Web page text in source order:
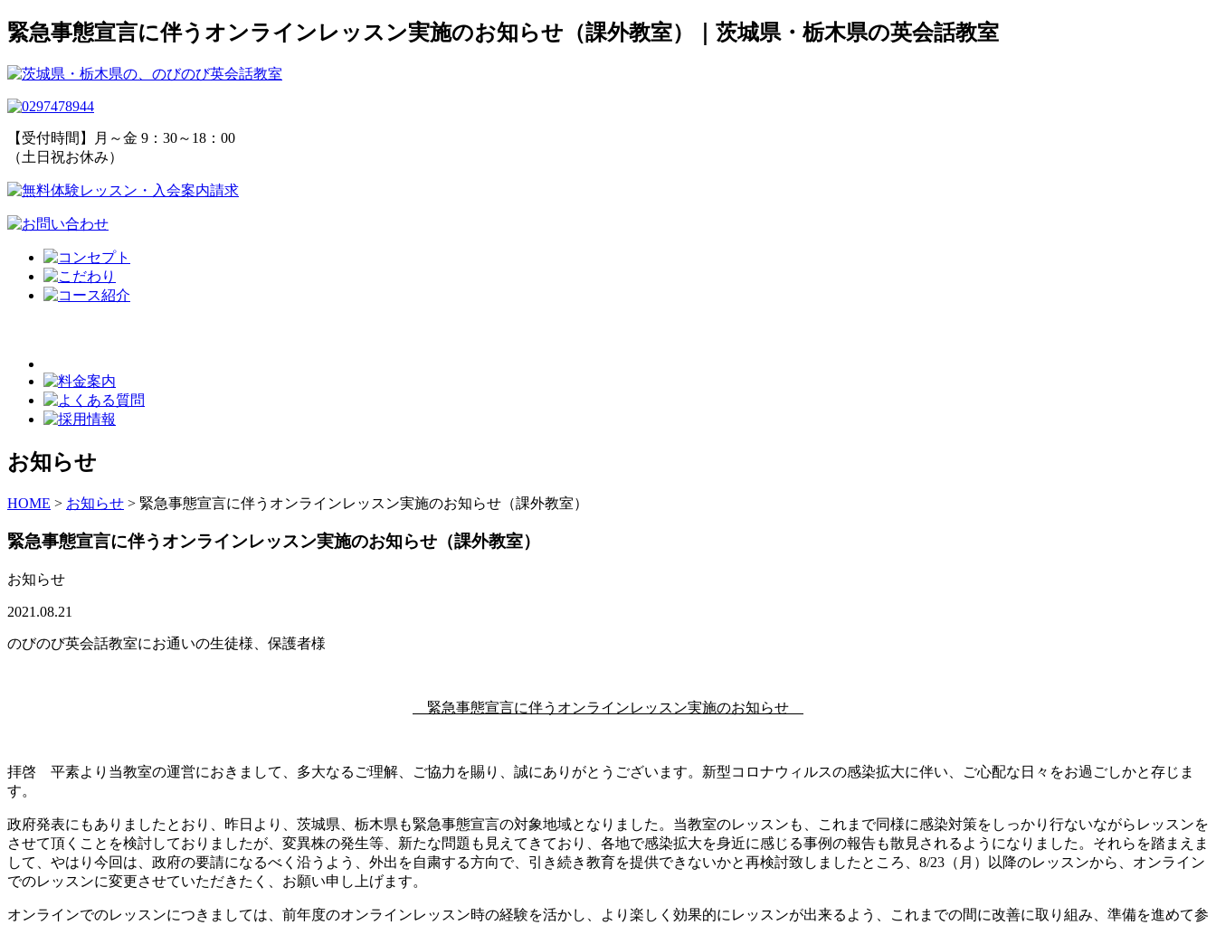
緊急事態宣言に伴うオンラインレッスン実施のお知らせ（課外教室）｜茨城県・栃木県の英会話教室
【受付時間】月～金 9：30～18：00
（土日祝お休み）
お知らせ
HOME > お知らせ > 緊急事態宣言に伴うオンラインレッスン実施のお知らせ（課外教室）
緊急事態宣言に伴うオンラインレッスン実施のお知らせ（課外教室）
お知らせ
2021.08.21
のびのび英会話教室にお通いの生徒様、保護者様
緊急事態宣言に伴うオンラインレッスン実施のお知らせ
拝啓 平素より当教室の運営におきまして、多大なるご理解、ご協力を賜り、誠にありがとうございます。新型コロナウィルスの感染拡大に伴い、ご心配な日々をお過ごしかと存じま
す。
政府発表にもありましたとおり、昨日より、茨城県、栃木県も緊急事態宣言の対象地域となりました。当教室のレッスンも、これまで同様に感染対策をしっかり行ないながらレッスンを
させて頂くことを検討しておりましたが、変異株の発生等、新たな問題も見えてきており、各地で感染拡大を身近に感じる事例の報告も散見されるようになりました。それらを踏まえま
して、やはり今回は、政府の要請になるべく沿うよう、外出を自粛する方向で、引き続き教育を提供できないかと再検討致しましたところ、8/23（月）以降のレッスンから、オンライン
でのレッスンに変更させていただきたく、お願い申し上げます。
オンラインでのレッスンにつきましては、前年度のオンラインレッスン時の経験を活かし、より楽しく効果的にレッスンが出来るよう、これまでの間に改善に取り組み、準備を進めて参